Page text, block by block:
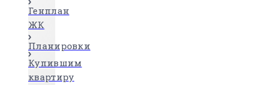
Генплан
ЖК
Планировки
Купившим
квартиру